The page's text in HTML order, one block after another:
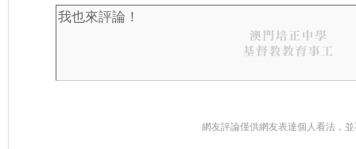
網友評論僅供網友表達個人看法，